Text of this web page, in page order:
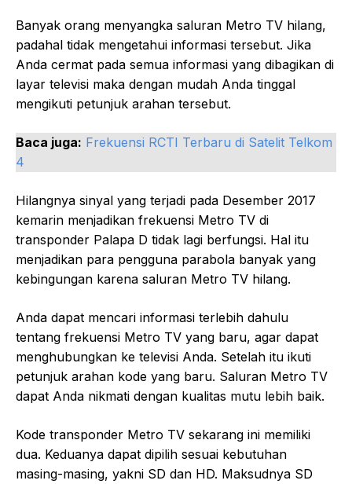
Banyak orang menyangka saluran Metro TV hilang,
padahal tidak mengetahui informasi tersebut. Jika
Anda cermat pada semua informasi yang dibagikan di
layar televisi maka dengan mudah Anda tinggal
mengikuti petunjuk arahan tersebut.
Baca juga: Frekuensi RCTI Terbaru di Satelit Telkom
4
Hilangnya sinyal yang terjadi pada Desember 2017
kemarin menjadikan frekuensi Metro TV di
transponder Palapa D tidak lagi berfungsi. Hal itu
menjadikan para pengguna parabola banyak yang
kebingungan karena saluran Metro TV hilang.
Anda dapat mencari informasi terlebih dahulu
tentang frekuensi Metro TV yang baru, agar dapat
menghubungkan ke televisi Anda. Setelah itu ikuti
petunjuk arahan kode yang baru. Saluran Metro TV
dapat Anda nikmati dengan kualitas mutu lebih baik.
Kode transponder Metro TV sekarang ini memiliki
dua. Keduanya dapat dipilih sesuai kebutuhan
masing-masing, yakni SD dan HD. Maksudnya SD